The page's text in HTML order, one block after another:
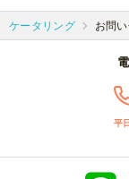
ケータリング お問
平